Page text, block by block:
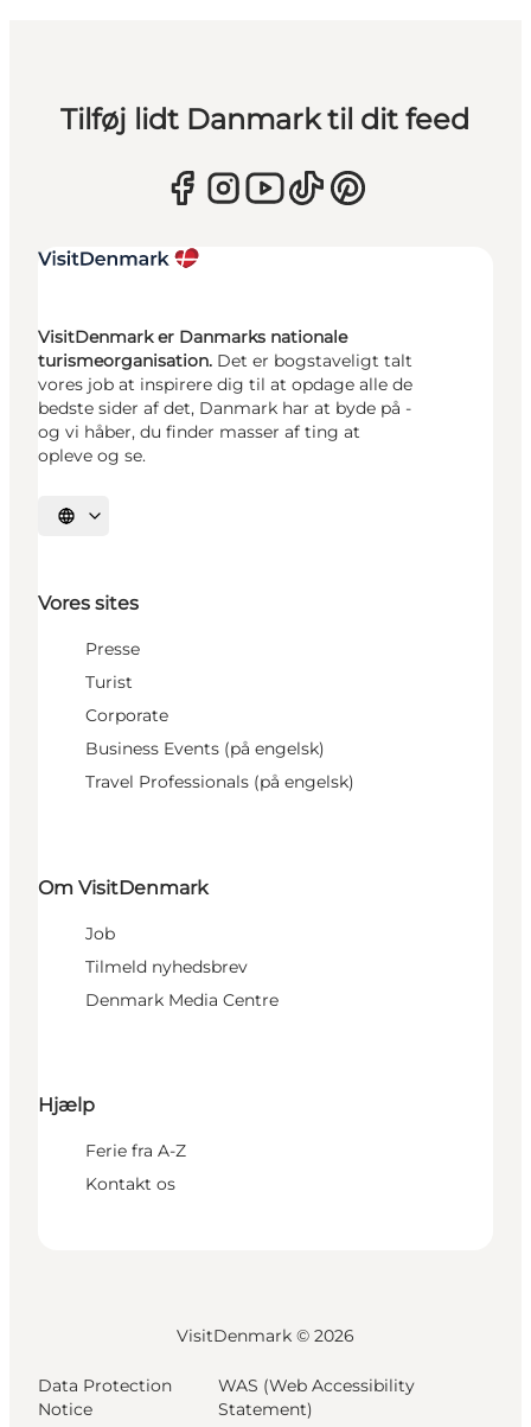
Tilføj lidt Danmark til dit feed
VisitDenmark er Danmarks nationale
turismeorganisation. Det er bogstaveligt talt
vores job at inspirere dig til at opdage alle de
bedste sider af det, Danmark har at byde på -
og vi håber, du finder masser af ting at
opleve og se.
Vælg sprog
Vores sites
Presse
Turist
Corporate
Business Events (på engelsk)
Travel Professionals (på engelsk)
Om VisitDenmark
Job
Tilmeld nyhedsbrev
Denmark Media Centre
Hjælp
Ferie fra A-Z
Kontakt os
VisitDenmark © 2026
Data Protection
Notice
WAS (Web Accessibility
Statement)